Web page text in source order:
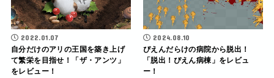
2022.01.07
自分だけのアリの王国を築き上げ
て繁栄を目指せ！「ザ・アンツ」
をレビュー！
2024.08.10
ぴえんだらけの病院から脱出！
「脱出！ぴえん病棟」をレビュ
ー！